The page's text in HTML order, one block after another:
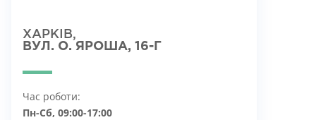
ХАРКІВ,
ВУЛ. О. ЯРОША, 16-Г
Час роботи:
Пн-Сб, 09:00-17:00